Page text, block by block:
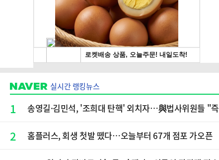
실시간 랭킹뉴스
1 송영길·김민석, '조희대 탄핵' 외치자…與법사위원들 "
2 홈플러스, 회생 첫발 뗐다…오늘부터 67개 점포 가오픈